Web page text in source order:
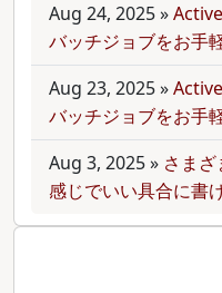
Aug 24, 2025»
バッチジョブをお手
Aug 23, 2025»
バッチジョブをお手
Aug 3, 2025» さま
感じでいい具合に書